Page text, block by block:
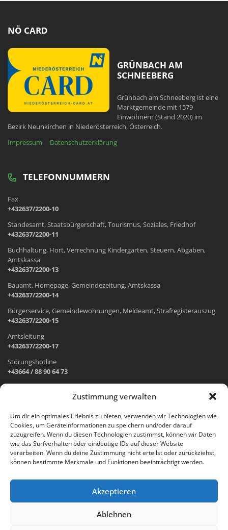
Zustimmung verwalten
Um dir ein optimales Erlebnis zu bieten, verwenden wir Technologien wie
Cookies, um Geräteinformationen zu speichern und/oder darauf
zuzugreifen. Wenn du diesen Technologien zustimmst, können wir Daten
wie das Surfverhalten oder eindeutige IDs auf dieser Website
verarbeiten. Wenn du deine Zustimmung nicht erteilst oder zurückziehst,
können bestimmte Merkmale und Funktionen beeinträchtigt werden.
Akzeptieren
Ablehnen
NÖ CARD
GRÜNBACH AM
SCHNEEBERG
Grünbach am Schneeberg ist eine
Marktgemeinde mit 1579
Einwohnern (Stand 2020) im
Bezirk Neunkirchen in Niederösterreich, Österreich.
Impressum
Datenschutzerklärung
TELEFONNUMMERN
Fax
+432637/2200-10
Standesamt, Staatsbürgerschaft, Tourismus, Soziales, Friedhof
+432637/2200-11
Buchhaltung, Hort, Verrechnung Kindergarten, Steuern, Abgaben,
Amtskassa
+432637/2200-13
Bauamt, Homepage, Gemeindezeitung, Amtskassa
+432637/2200-14
Bürgerservice, Gemeindewohnungen, Meldeamt, Strafregisterauszug
+432637/2200-15
Amtsleitung
+432637/2200-17
Störungshotline
+43664 / 88 90 64 73
Wr. Neustädter Straße 1
2733 Grünbach am Schneeberg
Öffnungszeiten Gemeindeamt:
Montag: 8.00 – 12.00 Uhr und 14.00 – 18.00 Uhr
Freitag: 8.00 – 12.00 Uhr
Email: